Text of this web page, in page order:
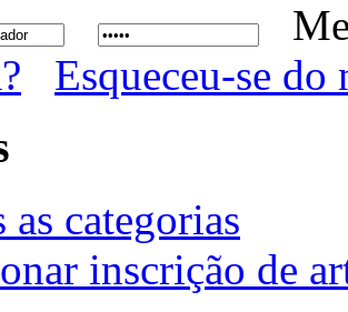
Esqueceu-se
as categorias
inscrição de